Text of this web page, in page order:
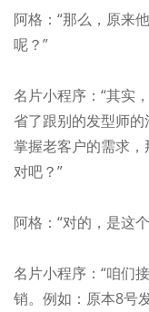
阿格：“那么，原来
呢？”
名片小程序：“其实
省了跟别的发型师
掌握老客户的需求
对吧？”
阿格：“对的，是这
名片小程序：“咱们
销。例如：原本8号